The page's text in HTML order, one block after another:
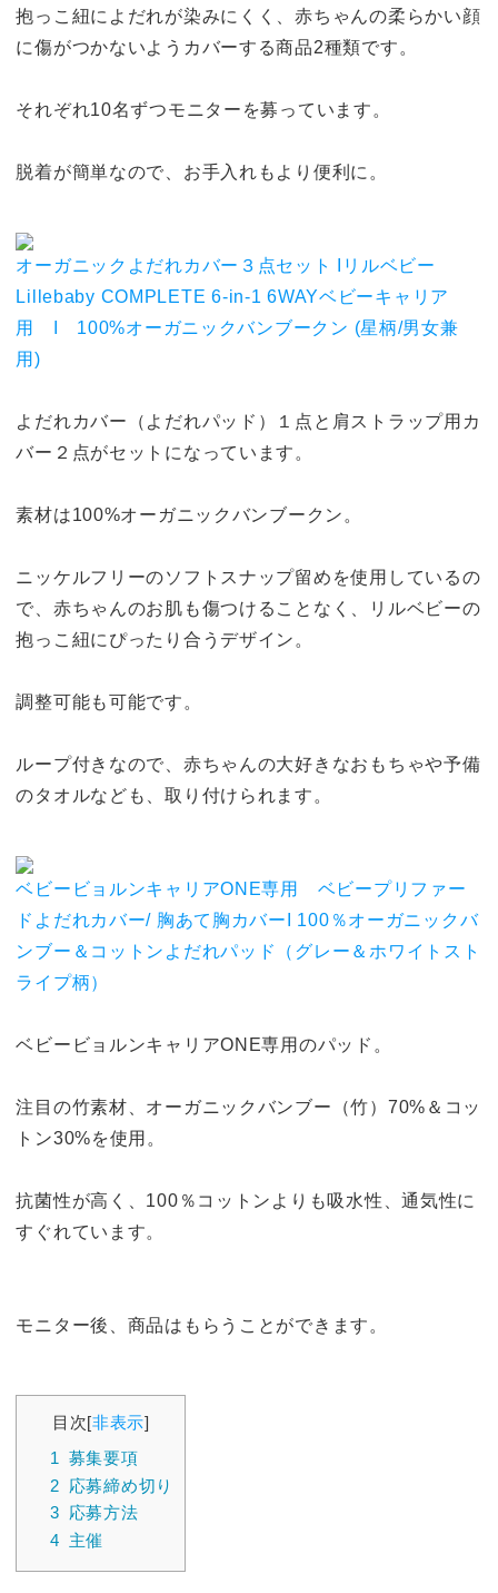
抱っこ紐によだれが染みにくく、赤ちゃんの柔らかい顔
に傷がつかないようカバーする商品2種類です。
それぞれ10名ずつモニターを募っています。
脱着が簡単なので、お手入れもより便利に。
オーガニックよだれカバー３点セット Ιリルベビー
Lillebaby COMPLETE 6-in-1 6WAYベビーキャリア
用 Ι 100%オーガニックバンブークン (星柄/男女兼
用)
よだれカバー（よだれパッド）１点と肩ストラップ用カ
バー２点がセットになっています。
素材は100%オーガニックバンブークン。
ニッケルフリーのソフトスナップ留めを使用しているの
で、赤ちゃんのお肌も傷つけることなく、リルベビーの
抱っこ紐にぴったり合うデザイン。
調整可能も可能です。
ループ付きなので、赤ちゃんの大好きなおもちゃや予備
のタオルなども、取り付けられます。
ベビービョルンキャリアONE専用 ベビープリファー
ドよだれカバー/ 胸あて胸カバーI 100％オーガニックバ
ンブー＆コットンよだれパッド（グレー＆ホワイトスト
ライプ柄）
ベビービョルンキャリアONE専用のパッド。
注目の竹素材、オーガニックバンブー（竹）70%＆コッ
トン30%を使用。
抗菌性が高く、100％コットンよりも吸水性、通気性に
すぐれています。
モニター後、商品はもらうことができます。
目次[非表示]
1 募集要項
2 応募締め切り
3 応募方法
4 主催